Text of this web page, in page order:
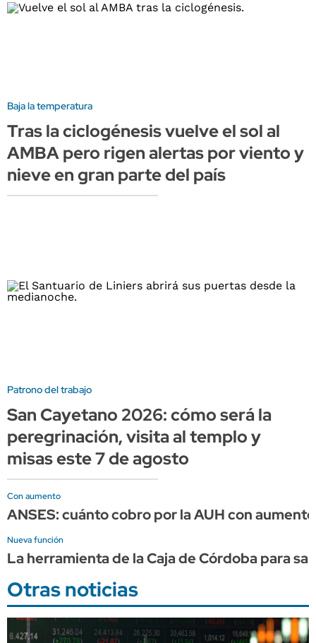
Baja la temperatura
Tras la ciclogénesis vuelve el sol al
AMBA pero rigen alertas por viento y
nieve en gran parte del país
Patrono del trabajo
San Cayetano 2026: cómo será la
peregrinación, visita al templo y
misas este 7 de agosto
Con aumento
ANSES: cuánto cobro por la AUH con
Nueva función
La herramienta de la Caja de Córdoba para
Otras noticias